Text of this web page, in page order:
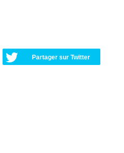
Partager sur Twitter